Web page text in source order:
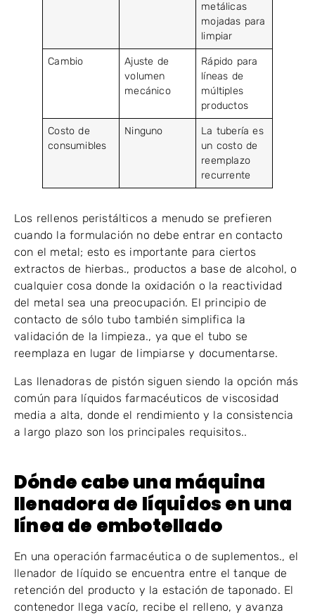
metálicas
mojadas para
limpiar
Cambio
Ajuste de
volumen
mecánico
Rápido para
líneas de
múltiples
productos
Costo de
consumibles
Ninguno
La tubería es
un costo de
reemplazo
recurrente
Los rellenos peristálticos a menudo se prefieren
cuando la formulación no debe entrar en contacto
con el metal; esto es importante para ciertos
extractos de hierbas., productos a base de alcohol, o
cualquier cosa donde la oxidación o la reactividad
del metal sea una preocupación. El principio de
contacto de sólo tubo también simplifica la
validación de la limpieza., ya que el tubo se
reemplaza en lugar de limpiarse y documentarse.
Las llenadoras de pistón siguen siendo la opción más
común para líquidos farmacéuticos de viscosidad
media a alta, donde el rendimiento y la consistencia
a largo plazo son los principales requisitos..
Dónde cabe una máquina
llenadora de líquidos en una
línea de embotellado
En una operación farmacéutica o de suplementos., el
llenador de líquido se encuentra entre el tanque de
retención del producto y la estación de taponado. El
contenedor llega vacío, recibe el relleno, y avanza